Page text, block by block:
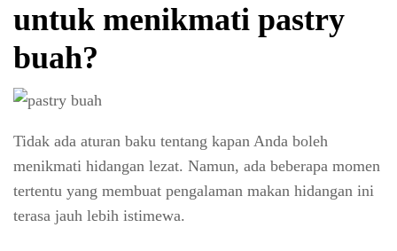
untuk menikmati pastry
buah?
Tidak ada aturan baku tentang kapan Anda boleh
menikmati hidangan lezat. Namun, ada beberapa momen
tertentu yang membuat pengalaman makan hidangan ini
terasa jauh lebih istimewa.